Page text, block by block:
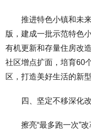
推进特色小镇和未
版，建成一批示范特色
有机更新和存量住房改
社区增点扩面，培育60
区，打造美好生活的新
四、坚定不移深化
擦亮“最多跑一次”